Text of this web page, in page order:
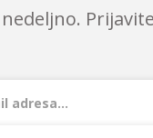
nedeljno.